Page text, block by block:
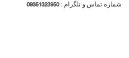
شماره تماس و تلگرام :09351323950